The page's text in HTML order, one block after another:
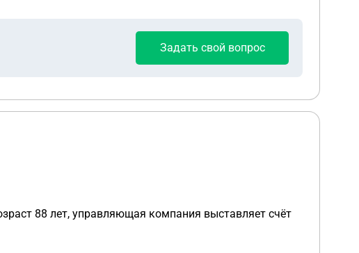
Задать свой вопрос
88 лет, управляющая компания выставляет счёт